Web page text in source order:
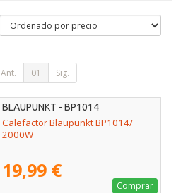
Ant. 01 Sig.
BLAUPUNKT - BP1014
Calefactor Blaupunkt BP1014/
2000W
19,99 €
Comprar